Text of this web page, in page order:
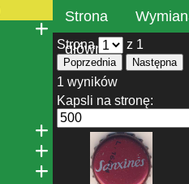
Strona
główna
Strona z 1
Poprzednia Następna
1 wyników
Kapsli na stronę: